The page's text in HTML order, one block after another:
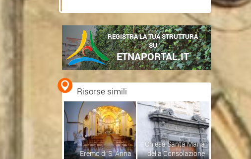
REGISTRA LA TUA STRUTTURA
SU
ETNAPORTAL.IT
Risorse simili
Eremo di S. Anna
Chiesa Santa Maria
della Consolazione